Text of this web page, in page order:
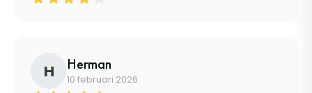
H Herman
10 februari 2026